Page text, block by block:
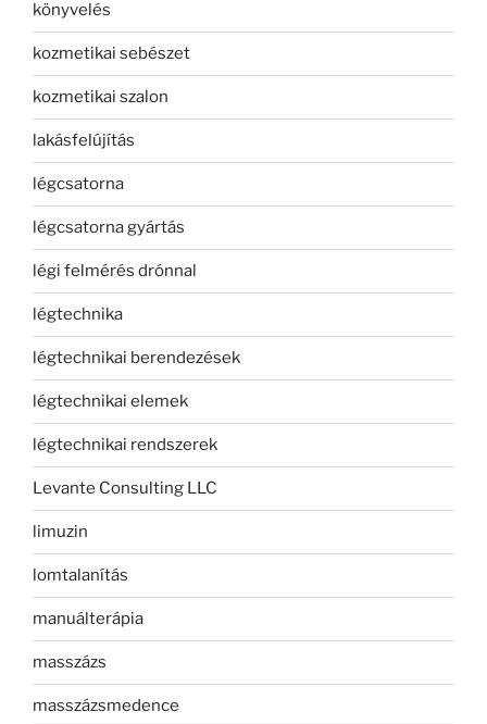
könyvelés
kozmetikai sebészet
kozmetikai szalon
lakásfelújítás
légcsatorna
légcsatorna gyártás
légi felmérés drónnal
légtechnika
légtechnikai berendezések
légtechnikai elemek
légtechnikai rendszerek
Levante Consulting LLC
limuzin
lomtalanítás
manuálterápia
masszázs
masszázsmedence